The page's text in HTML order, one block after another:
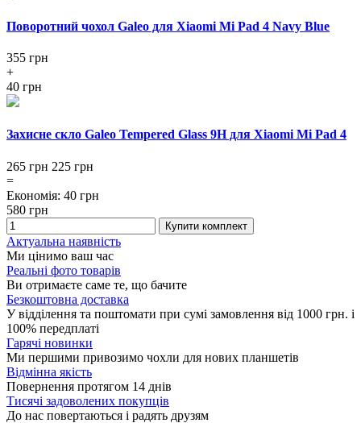
Поворотний чохол Galeo для Xiaomi Mi Pad 4 Navy Blue
355 грн
+
40 грн
Захисне скло Galeo Tempered Glass 9H для Xiaomi Mi Pad 4
265 грн 225 грн
=
Економія: 40 грн
580 грн
Купити комплект
Актуальна наявність
Ми цінимо ваш час
Реальні фото товарів
Ви отримаєте саме те, що бачите
Безкоштовна доставка
У відділення та поштомати при сумі замовлення від 1000 грн. і
100% передплаті
Гарячі новинки
Ми першими привозимо чохли для нових планшетів
Відмінна якість
Повернення протягом 14 днів
Тисячі задоволених покупців
До нас повертаються і радять друзям